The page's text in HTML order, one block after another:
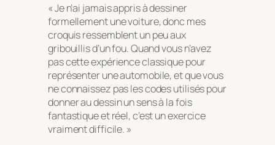
« Je n’ai jamais appris à dessiner
formellement une voiture, donc mes
croquis ressemblent un peu aux
gribouillis d’un fou. Quand vous n’avez
pas cette expérience classique pour
représenter une automobile, et que vous
ne connaissez pas les codes utilisés pour
donner au dessin un sens à la fois
fantastique et réel, c’est un exercice
vraiment difficile. »